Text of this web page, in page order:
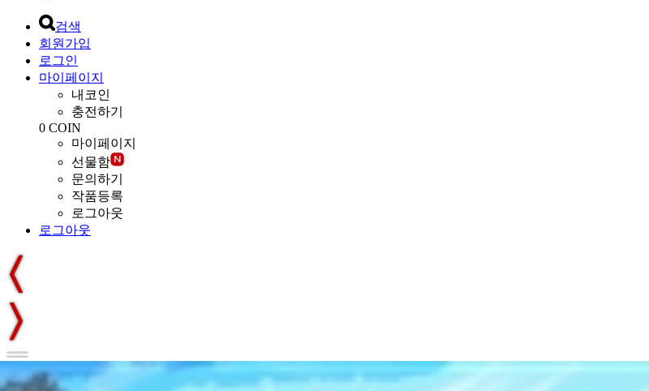
검색
회원가입
로그인
마이페이지
내코인
충전하기
0 COIN
마이페이지
선물함
문의하기
작품등록
로그아웃
로그아웃